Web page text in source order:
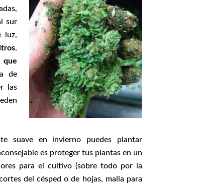
sur
luz,
,
que
de
las
suave en invierno puedes plantar
es proteger tus plantas en un
para el cultivo (sobre todo por la
del césped o de hojas, malla para